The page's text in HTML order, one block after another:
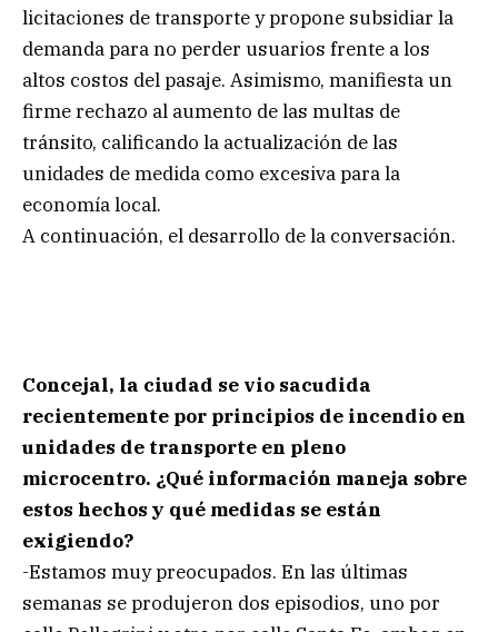
licitaciones de transporte y propone subsidiar la
demanda para no perder usuarios frente a los
altos costos del pasaje. Asimismo, manifiesta un
firme rechazo al aumento de las multas de
tránsito, calificando la actualización de las
unidades de medida como excesiva para la
economía local.
A continuación, el desarrollo de la conversación.
Concejal, la ciudad se vio sacudida
recientemente por principios de incendio en
unidades de transporte en pleno
microcentro. ¿Qué información maneja sobre
estos hechos y qué medidas se están
exigiendo?
-Estamos muy preocupados. En las últimas
semanas se produjeron dos episodios, uno por